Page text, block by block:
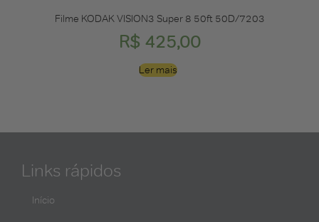
Filme KODAK VISION3 Super 8 50ft 50D/7203
R$ 425,00
Ler mais
Links rápidos
Início